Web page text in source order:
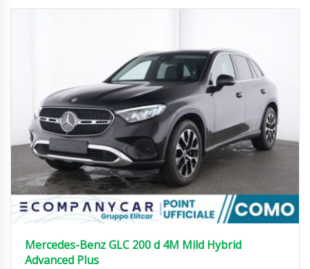
Mercedes-Benz GLC 200 d 4M Mild Hybrid
Advanced Plus